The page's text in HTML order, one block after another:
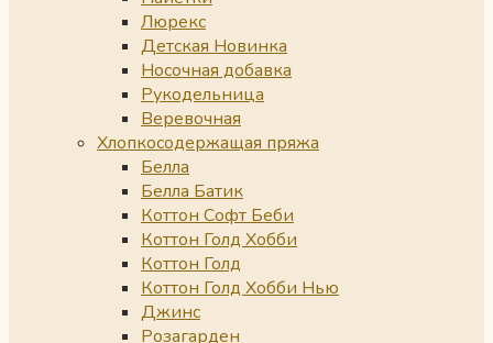
Люрекс
Детская Новинка
Носочная добавка
Рукодельница
Веревочная
Хлопкосодержащая пряжа
Белла
Белла Батик
Коттон Софт Беби
Коттон Голд Хобби
Коттон Голд
Коттон Голд Хобби Нью
Джинс
Розагарден